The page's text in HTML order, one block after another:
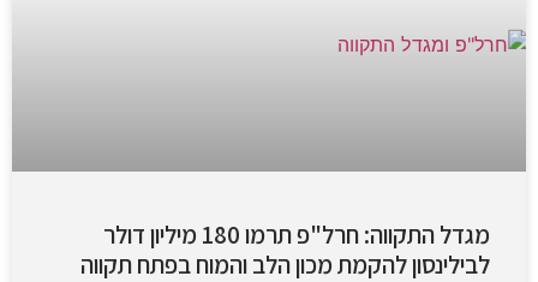
מגדל התקווה: חרל"פ תרמו 180 מיליון דולר
לבילינסון להקמת מכון הלב והמוח בפתח תקווה